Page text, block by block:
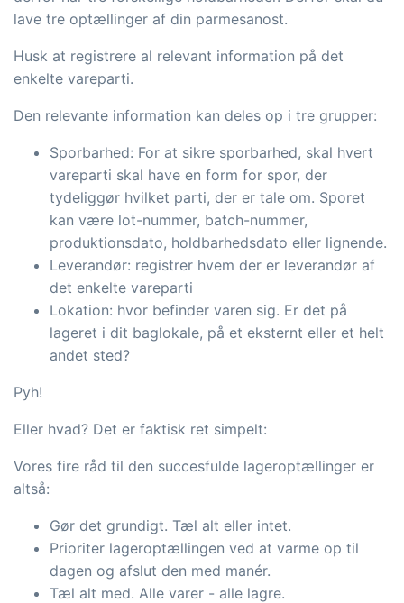
lave tre optællinger af din parmesanost.
Husk at registrere al relevant information på det
enkelte vareparti.
Den relevante information kan deles op i tre grupper:
Sporbarhed: For at sikre sporbarhed, skal hvert
vareparti skal have en form for spor, der
tydeliggør hvilket parti, der er tale om. Sporet
kan være lot-nummer, batch-nummer,
produktionsdato, holdbarhedsdato eller lignende.
Leverandør: registrer hvem der er leverandør af
det enkelte vareparti
Lokation: hvor befinder varen sig. Er det på
lageret i dit baglokale, på et eksternt eller et helt
andet sted?
Pyh!
Eller hvad? Det er faktisk ret simpelt:
Vores fire råd til den succesfulde lageroptællinger er
altså:
Gør det grundigt. Tæl alt eller intet.
Prioriter lageroptællingen ved at varme op til
dagen og afslut den med manér.
Tæl alt med. Alle varer - alle lagre.